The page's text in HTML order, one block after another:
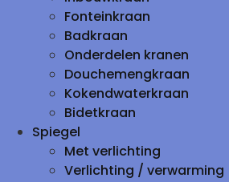
Fonteinkraan
Badkraan
Onderdelen kranen
Douchemengkraan
Kokendwaterkraan
Bidetkraan
Spiegel
Met verlichting
Verlichting / verwarming